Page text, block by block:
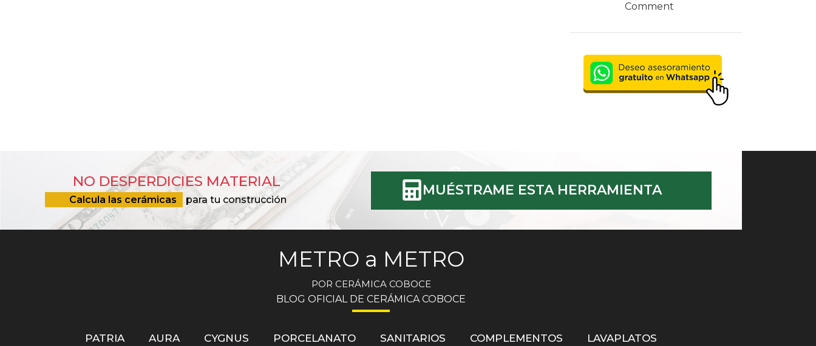
Comment
NO DESPERDICIES MATERIAL
Calcula las cerámicas para tu construcción
MUÉSTRAME ESTA HERRAMIENTA
METRO a METRO
POR CERÁMICA COBOCE
BLOG OFICIAL DE CERÁMICA COBOCE
PATRIA AURA CYGNUS PORCELANATO SANITARIOS COMPLEMENTOS LAVAPLATOS